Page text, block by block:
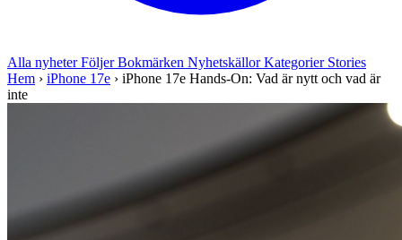
Alla nyheterFöljerBokmärken NyhetskällorKategorier Stories
Hem › iPhone 17e › iPhone 17e Hands-On: Vad är nytt och vad är
inte